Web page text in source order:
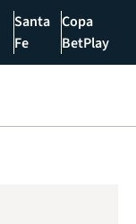
Santa
Fe
Copa
BetPlay